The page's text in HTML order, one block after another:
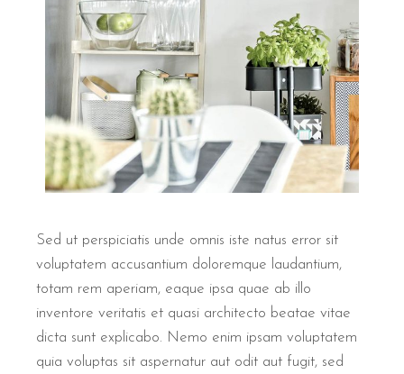
Sed ut perspiciatis unde omnis iste natus error sit
voluptatem accusantium doloremque laudantium,
totam rem aperiam, eaque ipsa quae ab illo
inventore veritatis et quasi architecto beatae vitae
dicta sunt explicabo. Nemo enim ipsam voluptatem
quia voluptas sit aspernatur aut odit aut fugit, sed